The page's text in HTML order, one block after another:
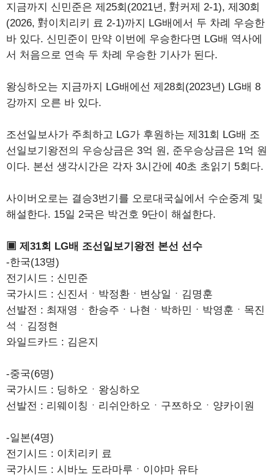
지금까지 신민준은 제25회(2021년, 對커제 2-1), 제30회
(2026, 對이치리키 료 2-1)까지 LG배에서 두 차례 우승한
바 있다. 신민준이 만약 이번에 우승한다면 LG배 역사에
서 처음으로 연속 두 차례 우승한 기사가 된다.
왕싱하오는 지금까지 LG배에선 제28회(2023년) LG배 8
강까지 오른 바 있다.
조선일보사가 주최하고 LG가 후원하는 제31회 LG배 조
선일보기왕전의 우승상금은 3억 원, 준우승상금은 1억 원
이다. 본선 생각시간은 각자 3시간에 40초 초읽기 5회다.
사이버오로는 결승3번기를 오로대국실에서 수순중계 및
해설한다. 15일 2국은 박건호 9단이 해설한다.
▣ 제31회 LG배 조선일보기왕전 본선 선수
-한국(13명)
전기시드 : 신민준
국가시드 : 신진서ㆍ박정환ㆍ변상일ㆍ김명훈
선발전 : 최재영ㆍ한승주ㆍ나현ㆍ박하민ㆍ박영훈ㆍ목진
석ㆍ김정현
와일드카드 : 김은지
-중국(6명)
국가시드 : 딩하오ㆍ왕싱하오
선발전 : 리웨이칭ㆍ리쉬안하오ㆍ구쯔하오ㆍ양카이원
-일본(4명)
전기시드 : 이치리키 료
국가시드 : 시바노 도라마루ㆍ이야마 유타